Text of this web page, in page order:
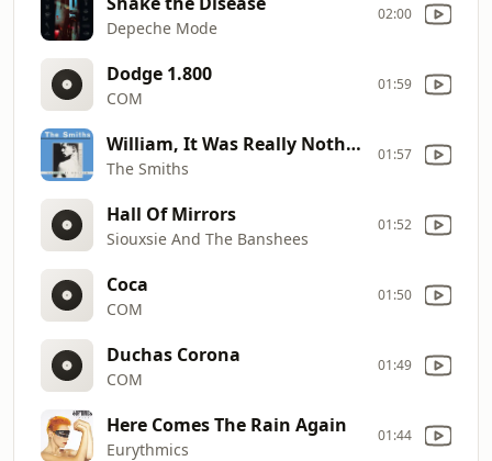
Depeche Mode
02:00
Dodge 1.800
COM
01:59
William, It Was Really Nothing
The Smiths
01:57
Hall Of Mirrors
Siouxsie And The Banshees
01:52
Coca
COM
01:50
Duchas Corona
COM
01:49
Here Comes The Rain Again
Eurythmics
01:44